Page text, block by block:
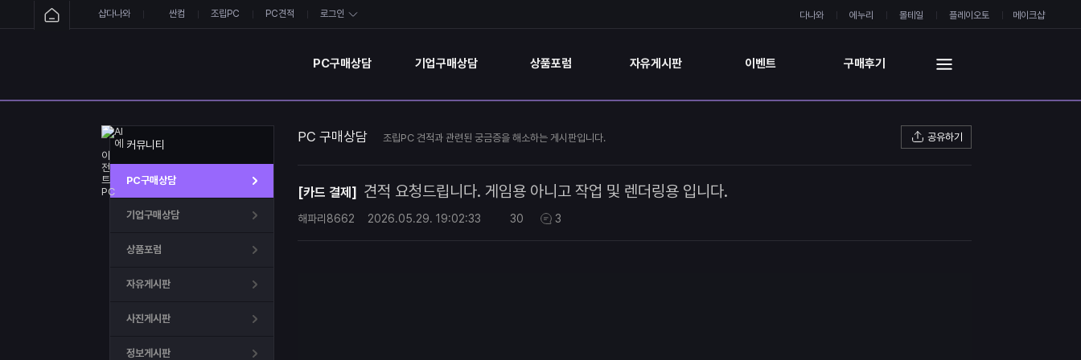
샵다나와 싼컴 조립PC PC견적 로그인 다나와 에누리 몰테일 플레이오토 메이크샵
PC구매상담 기업구매상담 상품포럼 자유게시판 이벤트 구매후기
커뮤니티
PC구매상담
기업구매상담
상품포럼
자유게시판
사진게시판
정보게시판
PC 구매상담 조립PC 견적과 관련된 궁금증을 해소하는 게시판입니다. 공유하기
[카드 결제] 견적 요청드립니다. 게임용 아니고 작업 및 렌더링용 입니다.
해파리8662 2026.05.29. 19:02:33 30 3